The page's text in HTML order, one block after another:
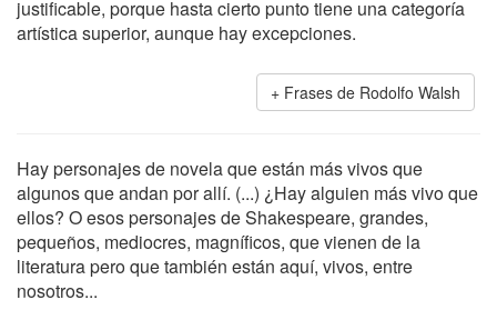
justificable, porque hasta cierto punto tiene una categoría
artística superior, aunque hay excepciones.
Frases de Rodolfo Walsh
Hay personajes de novela que están más vivos que
algunos que andan por allí. (...) ¿Hay alguien más vivo que
ellos? O esos personajes de Shakespeare, grandes,
pequeños, mediocres, magníficos, que vienen de la
literatura pero que también están aquí, vivos, entre
nosotros...